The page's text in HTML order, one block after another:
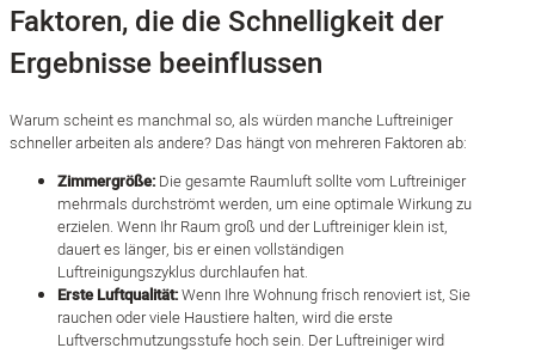
Faktoren, die die Schnelligkeit der
Ergebnisse beeinflussen
Warum scheint es manchmal so, als würden manche Luftreiniger
schneller arbeiten als andere? Das hängt von mehreren Faktoren ab:
Zimmergröße:Die gesamte Raumluft sollte vom Luftreiniger
mehrmals durchströmt werden, um eine optimale Wirkung zu
erzielen. Wenn Ihr Raum groß und der Luftreiniger klein ist,
dauert es länger, bis er einen vollständigen
Luftreinigungszyklus durchlaufen hat.
Erste Luftqualität:Wenn Ihre Wohnung frisch renoviert ist, Sie
rauchen oder viele Haustiere halten, wird die erste
Luftverschmutzungsstufe hoch sein. Der Luftreiniger wird